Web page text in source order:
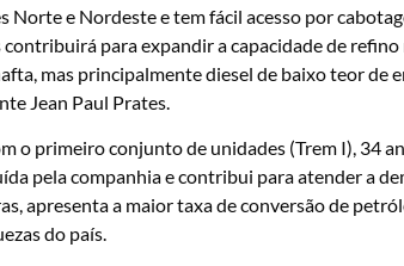
Norte e Nordeste e tem fácil acesso por
para expandir a capacidade de
mas principalmente diesel de baixo teor de
Jean Paul Prates.
o primeiro conjunto de unidades (Trem I), 34
pela companhia e contribui para atender a
apresenta a maior taxa de conversão de
do país.